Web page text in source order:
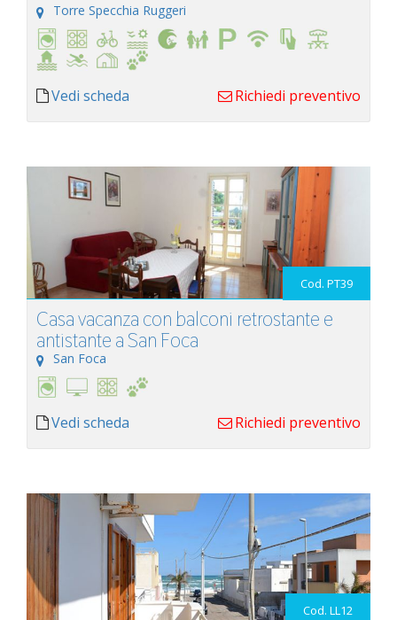
Torre Specchia Ruggeri
Vedi scheda Richiedi preventivo
Cod. PT39
Casa vacanza con balconi retrostante e
antistante a San Foca
San Foca
Vedi scheda Richiedi preventivo
Cod. LL12